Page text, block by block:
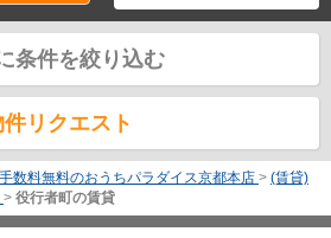
条件を絞り込む
件リクエスト
数料無料のおうちパラダイス京都本店 > (賃貸)
> 役行者町の賃貸